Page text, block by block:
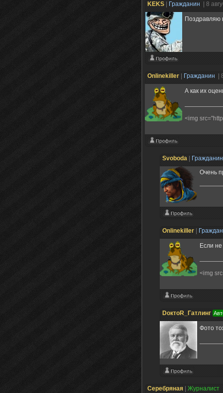
KEKS Гражданин | 8
Поздравляю
Onlinekiller Гражданин |
А как их
<img
Svoboda
Очень
Onlinekiller
Если
<img
DоктоR_Гатлинг
Фото
Серебряная Журналист